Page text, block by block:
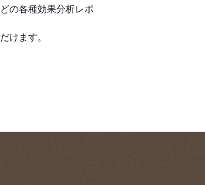
の各種効果分析レポ
けます。